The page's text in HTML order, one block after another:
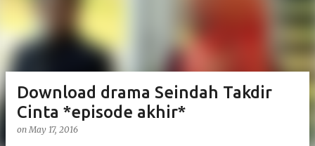
Download drama Seindah Takdir
Cinta *episode akhir*
onMay 17, 2016